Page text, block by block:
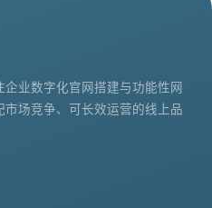
业数字化官网搭建与功能性网
场竞争、可长效运营的线上品